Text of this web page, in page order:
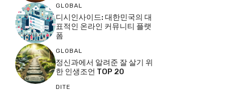
GLOBAL
디시인사이드: 대한민국의 대
표적인 온라인 커뮤니티 플랫
폼
GLOBAL
정신과에서 알려준 잘 살기 위
한 인생조언 TOP 20
DITE